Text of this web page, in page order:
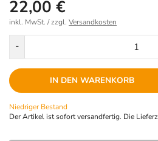
22,00 €
inkl. MwSt. / zzgl. Versandkosten
-
IN DEN WARENKORB
Niedriger Bestand
Der Artikel ist sofort versandfertig. Die